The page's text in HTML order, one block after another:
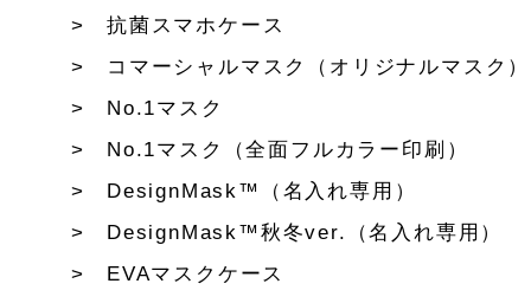
抗菌スマホケース
コマーシャルマスク（オリジナルマスク）
No.1マスク
No.1マスク（全面フルカラー印刷）
DesignMask™（名入れ専用）
DesignMask™秋冬ver.（名入れ専用）
EVAマスクケース